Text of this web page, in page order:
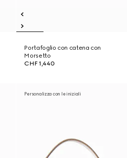
Portafoglio con catena con
Morsetto
CHF 1,440
Personalizza con le iniziali